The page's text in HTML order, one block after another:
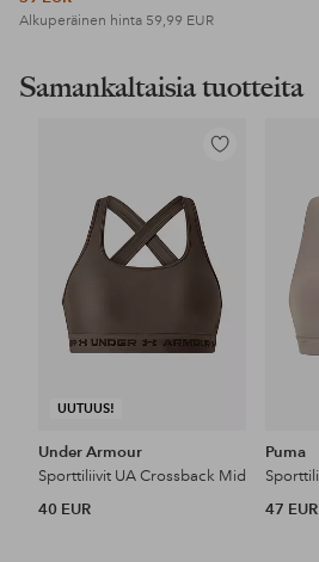
Alkuperäinen hinta 59,99 EUR
Samankaltaisia tuotteita
UUTUUS!
Lisää
Under Armour
Sporttiliivit UA Crossback Mid
40 EUR
Puma
47 EUR